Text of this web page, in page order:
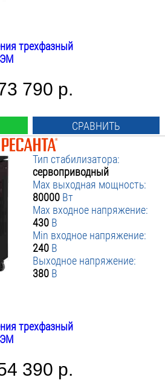
трехфазный
790 р.
СРАВНИТЬ
Тип стабилизатора:
сервоприводный
Max выходная мощность:
80000 Вт
Max входное напряжение:
430 В
Min входное напряжение:
240 В
Выходное напряжение:
380 В
трехфазный
390 р.